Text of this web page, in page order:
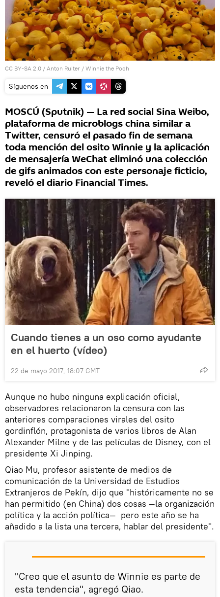
CC BY-SA 2.0 / Anton Ruiter / Winnie the Pooh
Síguenos en
MOSCÚ (Sputnik) — La red social Sina Weibo,
plataforma de microblogs china similar a
Twitter, censuró el pasado fin de semana
toda mención del osito Winnie y la aplicación
de mensajería WeChat eliminó una colección
de gifs animados con este personaje ficticio,
reveló el diario Financial Times.
Cuando tienes a un oso como ayudante
en el huerto (vídeo)
22 de mayo 2017, 18:07 GMT
Aunque no hubo ninguna explicación oficial,
observadores relacionaron la censura con las
anteriores comparaciones virales del osito
gordinflón, protagonista de varios libros de Alan
Alexander Milne y de las películas de Disney, con el
presidente Xi Jinping.
Qiao Mu, profesor asistente de medios de
comunicación de la Universidad de Estudios
Extranjeros de Pekín, dijo que "históricamente no se
han permitido (en China) dos cosas —la organización
política y la acción política— pero este año se ha
añadido a la lista una tercera, hablar del presidente".
"Creo que el asunto de Winnie es parte de
esta tendencia", agregó Qiao.